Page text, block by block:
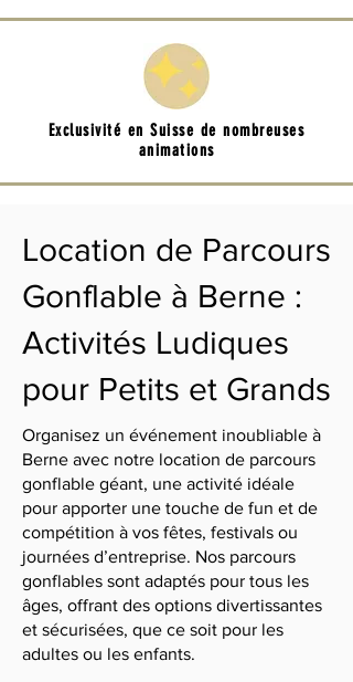
Exclusivité en Suisse de nombreuses
animations
Location de Parcours
Gonflable à Berne :
Activités Ludiques
pour Petits et Grands
Organisez un événement inoubliable à
Berne avec notre location de parcours
gonflable géant, une activité idéale
pour apporter une touche de fun et de
compétition à vos fêtes, festivals ou
journées d’entreprise. Nos parcours
gonflables sont adaptés pour tous les
âges, offrant des options divertissantes
et sécurisées, que ce soit pour les
adultes ou les enfants.